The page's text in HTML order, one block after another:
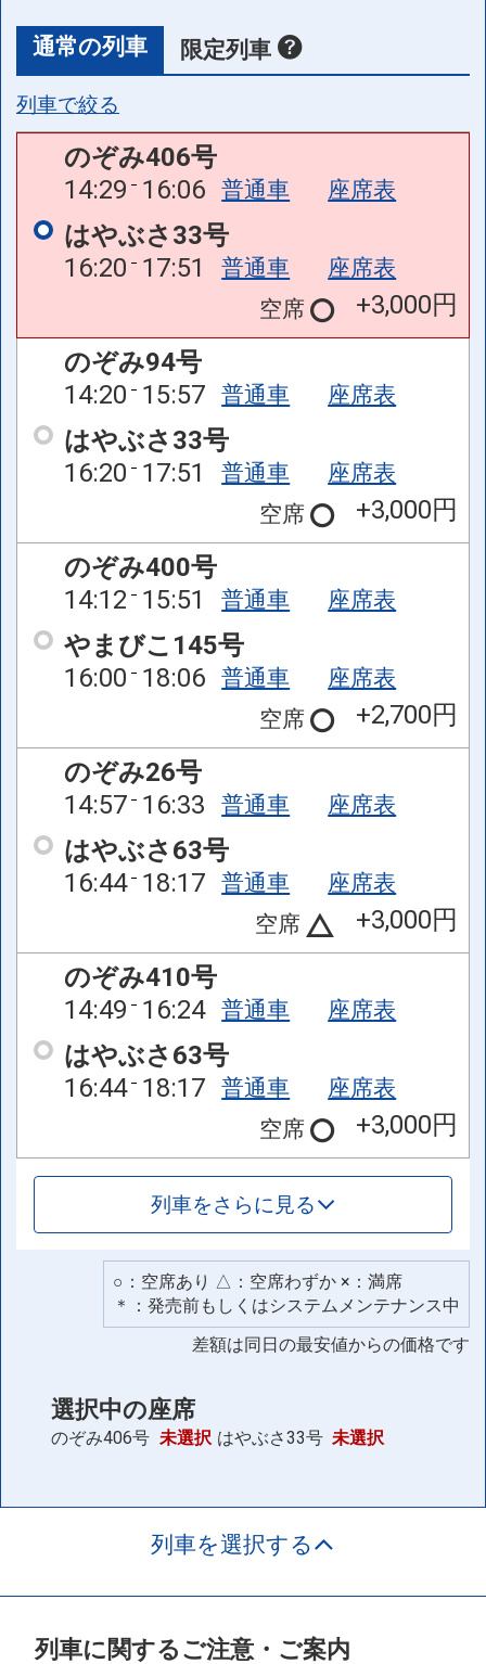
通常の列車 限定列車
列車で絞る
のぞみ406号
14:29 16:06 普通車 座席表
はやぶさ33号
16:20 17:51 普通車
座席表
空席
+3,000円
のぞみ94号
14:20 15:57 普通車 座席表
はやぶさ33号
16:20 17:51 普通車
座席表
空席
+3,000円
のぞみ400号
14:12 15:51 普通車 座席表
やまびこ145号
16:00 18:06 普通車
座席表
空席
+2,700円
のぞみ26号
14:57 16:33 普通車 座席表
はやぶさ63号
16:44 18:17 普通車
座席表
空席
+3,000円
のぞみ410号
14:49 16:24 普通車 座席表
はやぶさ63号
16:44 18:17 普通車
座席表
空席
+3,000円
列車をさらに見る
○：空席あり △：空席わずか ×：満席
＊：発売前もしくはシステムメンテナンス中
差額は同日の最安値からの価格です
選択中の座席
のぞみ406号 未選択 はやぶさ33号 未選択
列車を選択する
列車に関するご注意・ご案内